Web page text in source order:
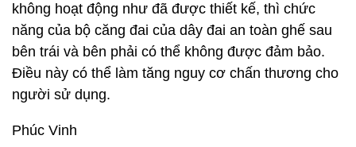
không hoạt động như đã được thiết kế, thì chức
năng của bộ căng đai của dây đai an toàn ghế sau
bên trái và bên phải có thể không được đảm bảo.
Điều này có thể làm tăng nguy cơ chấn thương cho
người sử dụng.
Phúc Vinh